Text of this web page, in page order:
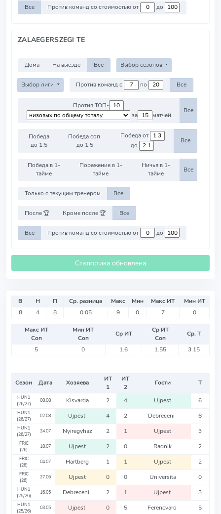
Все Против команд со стоимостью от до
ZALAEGERSZEGI TE
Дома На выезде Все Выбор сезонов
Выбор лиги Против команд с по Все
Против ТОП-
за
матчей
Все
Победа
до 1.5
Победа соп.
до 1.5
Победа от
до
Все
Победа в 1-
тайме
Поражение в 1-
тайме
Ничья в 1-
тайме
Все
Только с текущим тренером Все
После 🏆 Кроме после 🏆 Все
Все Против команд со стоимостью от до
Статистика обновлена
В Н П Ср. разница Макс Мин Макс ИТ
Мин ИТ
8
4 8 0.05 9 0 7 0
Макс ИТ
Соп
Мин ИТ
Соп
Ср ИТ
Ср ИТ
Соп
Ср. Т
5
0 1.6 1.55 3.15
Сезон Дата Хозяева
ИТ
1
ИТ
2
Гости Т
HUN1
(26/27)
08.08 Kisvarda 2 4 Ujpest 6
HUN1
(26/27)
02.08 Ujpest 4 2 Debreceni 6
HUN1
(26/27)
24.07 Nyiregyhaz 2 1 Ujpest 3
FRIC
(26)
18.07 Ujpest 2 0 Radnik 2
FRIC
(26)
04.07 Hartberg 1 1 Ujpest 2
FRIC
(26)
27.06 Ujpest 0 0 Universita 0
HUN1
(25/26)
16.05 Debreceni 2 1 Ujpest 3
HUN1
(25/26)
03.05 Ujpest 0 5 Ferencvaro 5